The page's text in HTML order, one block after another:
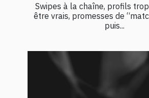
Swipes à la chaîne, profils
être vrais, promesses de
puis...